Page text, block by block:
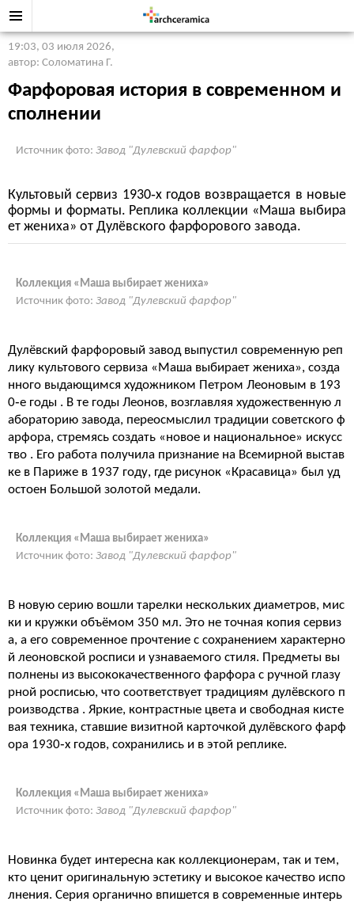
19:03, 03 июля 2026,
автор: Соломатина Г.
Фарфоровая история в современном и
сполнении
Источник фото: Завод "Дулевский фарфор"
Культовый сервиз 1930‑х годов возвращается в новые
формы и форматы. Реплика коллекции «Маша выбира
ет жениха» от Дулёвского фарфорового завода.
Коллекция «Маша выбирает жениха»
Источник фото: Завод "Дулевский фарфор"
Дулёвский фарфоровый завод выпустил современную реп
лику культового сервиза «Маша выбирает жениха», созда
нного выдающимся художником Петром Леоновым в 193
0‑е годы . В те годы Леонов, возглавляя художественную л
абораторию завода, переосмыслил традиции советского ф
арфора, стремясь создать «новое и национальное» искусс
тво . Его работа получила признание на Всемирной выстав
ке в Париже в 1937 году, где рисунок «Красавица» был уд
остоен Большой золотой медали.
Коллекция «Маша выбирает жениха»
Источник фото: Завод "Дулевский фарфор"
В новую серию вошли тарелки нескольких диаметров, мис
ки и кружки объёмом 350 мл. Это не точная копия сервиз
а, а его современное прочтение с сохранением характерно
й леоновской росписи и узнаваемого стиля. Предметы вы
полнены из высококачественного фарфора с ручной глазу
рной росписью, что соответствует традициям дулёвского п
роизводства . Яркие, контрастные цвета и свободная кисте
вая техника, ставшие визитной карточкой дулёвского фарф
ора 1930‑х годов, сохранились и в этой реплике.
Коллекция «Маша выбирает жениха»
Источник фото: Завод "Дулевский фарфор"
Новинка будет интересна как коллекционерам, так и тем,
кто ценит оригинальную эстетику и высокое качество испо
лнения. Серия органично впишется в современные интерь